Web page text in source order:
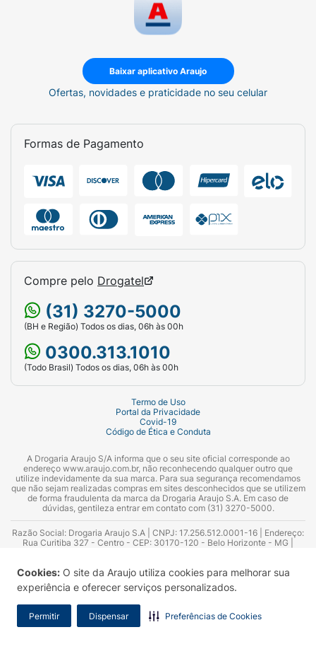
Cookies: O site da Araujo utiliza cookies para melhorar sua
experiência e oferecer serviços personalizados.
Permitir Dispensar Preferências de Cookies
Baixar aplicativo Araujo
Ofertas, novidades e praticidade no seu celular
Formas de Pagamento
Compre pelo Drogatel
(31) 3270-5000
(BH e Região) Todos os dias, 06h às 00h
0300.313.1010
(Todo Brasil) Todos os dias, 06h às 00h
Termo de Uso
Portal da Privacidade
Covid-19
Código de Ética e Conduta
A Drogaria Araujo S/A informa que o seu site oficial corresponde ao
endereço www.araujo.com.br, não reconhecendo qualquer outro que
utilize indevidamente da sua marca. Para sua segurança recomendamos
que não sejam realizadas compras em sites desconhecidos que se utilizem
de forma fraudulenta da marca da Drogaria Araujo S.A. Em caso de
dúvidas, gentileza entrar em contato com (31) 3270-5000.
Razão Social: Drogaria Araujo S.A | CNPJ: 17.256.512.0001-16 | Endereço:
Rua Curitiba 327 - Centro - CEP: 30170-120 - Belo Horizonte - MG |
Azevedo Guimarães – CRF 10.965 | Yasmin Silva Alvarenga – CRF 52.584 -
Consultor substituto: Thiago Aguiar Pinheiro - CRF Nº 13.748. Alvará
Sanitário: 2025020713 | Autorização de Funcionamento da Empresa (AFE):